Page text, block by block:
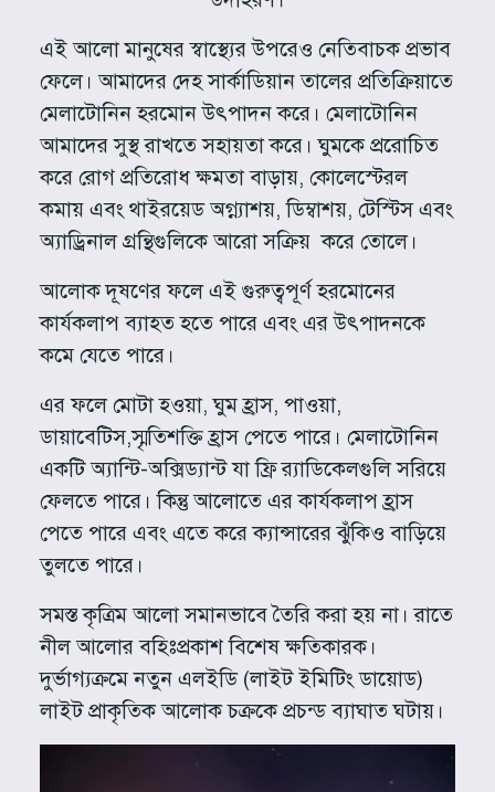
এই আলো মানুষের স্বাস্থ্যের উপরেও নেতিবাচক প্রভাব
ফেলে। আমাদের দেহ সার্কাডিয়ান তালের প্রতিক্রিয়াতে
মেলাটোনিন হরমোন উৎপাদন করে। মেলাটোনিন
আমাদের সুস্থ রাখতে সহায়তা করে। ঘুমকে প্ররোচিত
করে রোগ প্রতিরোধ ক্ষমতা বাড়ায়, কোলেস্টেরল
কমায় এবং থাইরয়েড অগ্ন্যাশয়, ডিম্বাশয়, টেস্টিস এবং
অ্যাড্রিনাল গ্রন্থিগুলিকে আরো সক্রিয় করে তোলে।
আলোক দূষণের ফলে এই গুরুত্বপূর্ণ হরমোনের
কার্যকলাপ ব্যাহত হতে পারে এবং এর উৎপাদনকে
কমে যেতে পারে।
এর ফলে মোটা হওয়া, ঘুম হ্রাস, পাওয়া,
ডায়াবেটিস,স্মৃতিশক্তি হ্রাস পেতে পারে। মেলাটোনিন
একটি অ্যান্টি-অক্সিড্যান্ট যা ফ্রি র‌্যাডিকেলগুলি সরিয়ে
ফেলতে পারে। কিন্তু আলোতে এর কার্যকলাপ হ্রাস
পেতে পারে এবং এতে করে ক্যান্সারের ঝুঁকিও বাড়িয়ে
তুলতে পারে।
সমস্ত কৃত্রিম আলো সমানভাবে তৈরি করা হয় না। রাতে
নীল আলোর বহিঃপ্রকাশ বিশেষ ক্ষতিকারক।
দুর্ভাগ্যক্রমে নতুন এলইডি (লাইট ইমিটিং ডায়োড)
লাইট প্রাকৃতিক আলোক চক্রকে প্রচন্ড ব্যাঘাত ঘটায়।